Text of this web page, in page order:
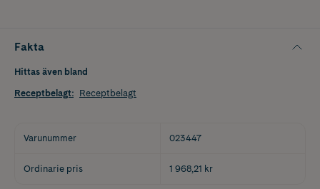
Fakta
Hittas även bland
Receptbelagt: Receptbelagt
Varunummer 023447
Ordinarie pris 1 968,21 kr